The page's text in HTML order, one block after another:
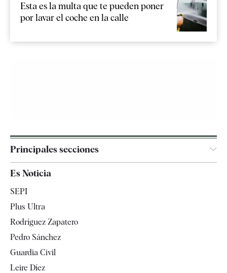
Esta es la multa que te pueden poner
por lavar el coche en la calle
Principales secciones
Televisión
Es Noticia
SEPI
Plus Ultra
Rodríguez Zapatero
Pedro Sánchez
Guardia Civil
Leire Díez